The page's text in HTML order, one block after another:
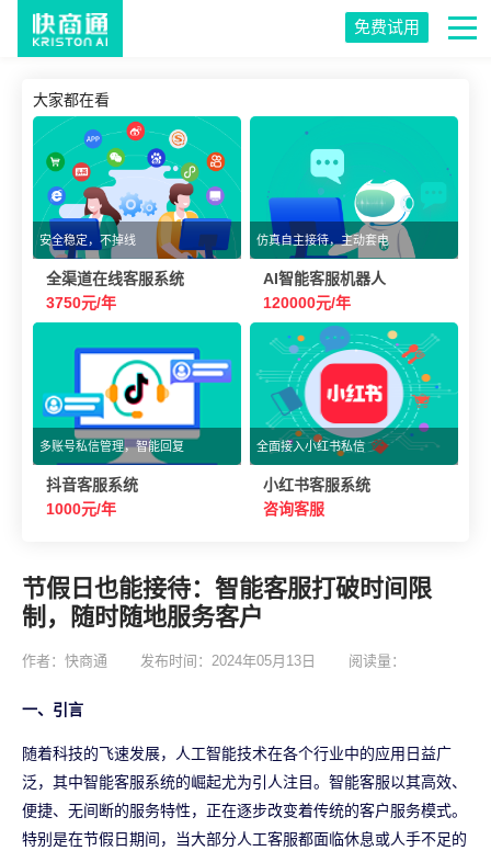
免费试用
大家都在看
安全稳定，不掉线
全渠道在线客服系统
3750元/年
仿真自主接待，主动套电
AI智能客服机器人
120000元/年
多账号私信管理，智能回复
抖音客服系统
1000元/年
全面接入小红书私信
小红书客服系统
咨询客服
节假日也能接待：智能客服打破时间限
制，随时随地服务客户
作者：快商通 发布时间：2024年05月13日 阅读量：
一、引言
随着科技的飞速发展，人工智能技术在各个行业中的应用日益广
泛，其中智能客服系统的崛起尤为引人注目。智能客服以其高效、
便捷、无间断的服务特性，正在逐步改变着传统的客户服务模式。
特别是在节假日期间，当大部分人工客服都面临休息或人手不足的